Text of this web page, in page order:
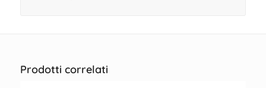
Prodotti correlati